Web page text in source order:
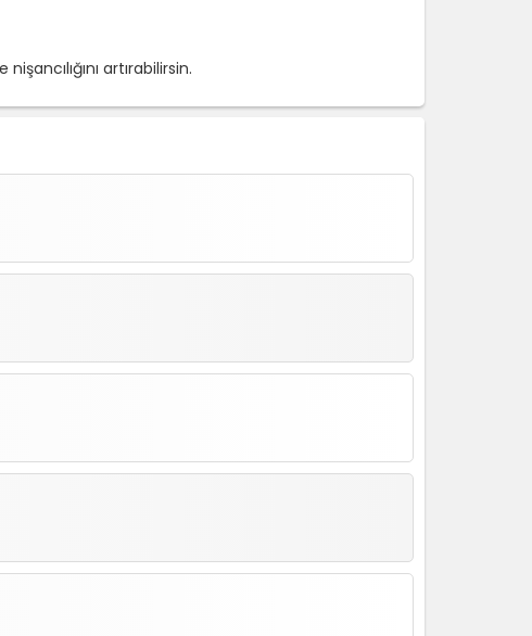
artırabilirsin.